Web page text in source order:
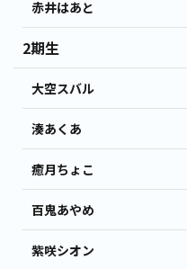
赤井はあと
2期生
大空スバル
湊あくあ
癒月ちょこ
百鬼あやめ
紫咲シオン